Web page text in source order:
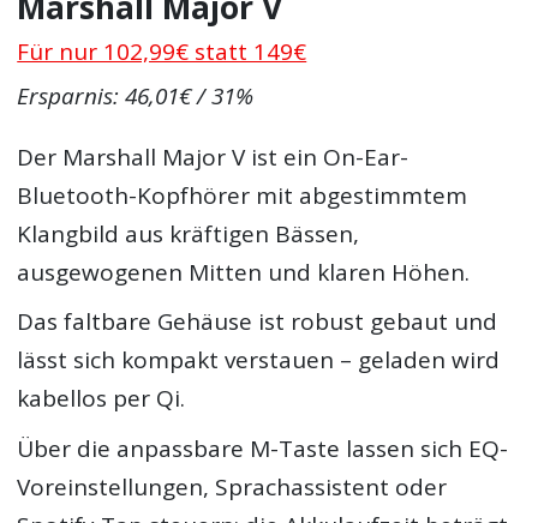
Für nur 102,99€ statt 149€
Ersparnis: 46,01€ / 31%
Der Marshall Major V ist ein On-Ear-
Bluetooth-Kopfhörer mit abgestimmtem
Klangbild aus kräftigen Bässen,
ausgewogenen Mitten und klaren Höhen.
Das faltbare Gehäuse ist robust gebaut und
lässt sich kompakt verstauen – geladen wird
kabellos per Qi.
Über die anpassbare M-Taste lassen sich EQ-
Voreinstellungen, Sprachassistent oder